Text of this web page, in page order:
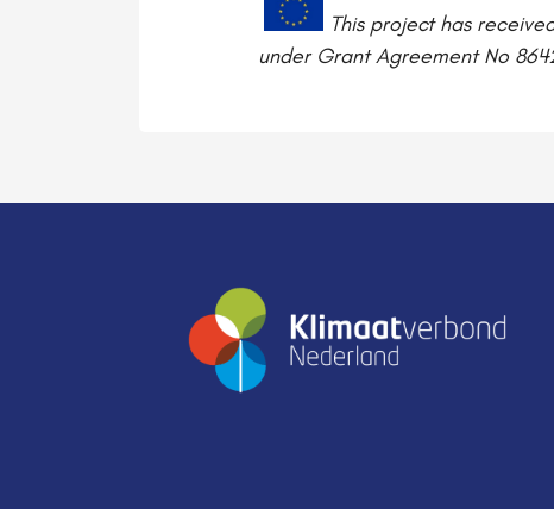
This project has
under Grant Agreement No